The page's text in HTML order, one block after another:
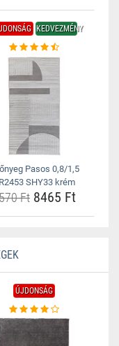
KEDVEZMÉNY
Pasos 0,8/1,5
SHY33 krém
Ft 8465 Ft
ÚJDONSÁG